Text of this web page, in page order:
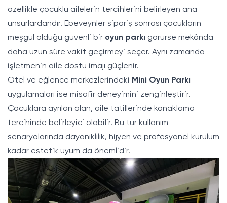
özellikle çocuklu ailelerin tercihlerini belirleyen ana
unsurlardandır. Ebeveynler sipariş sonrası çocukların
meşgul olduğu güvenli bir oyun parkı görürse mekânda
daha uzun süre vakit geçirmeyi seçer. Aynı zamanda
işletmenin aile dostu imajı güçlenir.
Otel ve eğlence merkezlerindeki Mini Oyun Parkı
uygulamaları ise misafir deneyimini zenginleştirir.
Çocuklara ayrılan alan, aile tatillerinde konaklama
tercihinde belirleyici olabilir. Bu tür kullanım
senaryolarında dayanıklılık, hijyen ve profesyonel kurulum
kadar estetik uyum da önemlidir.